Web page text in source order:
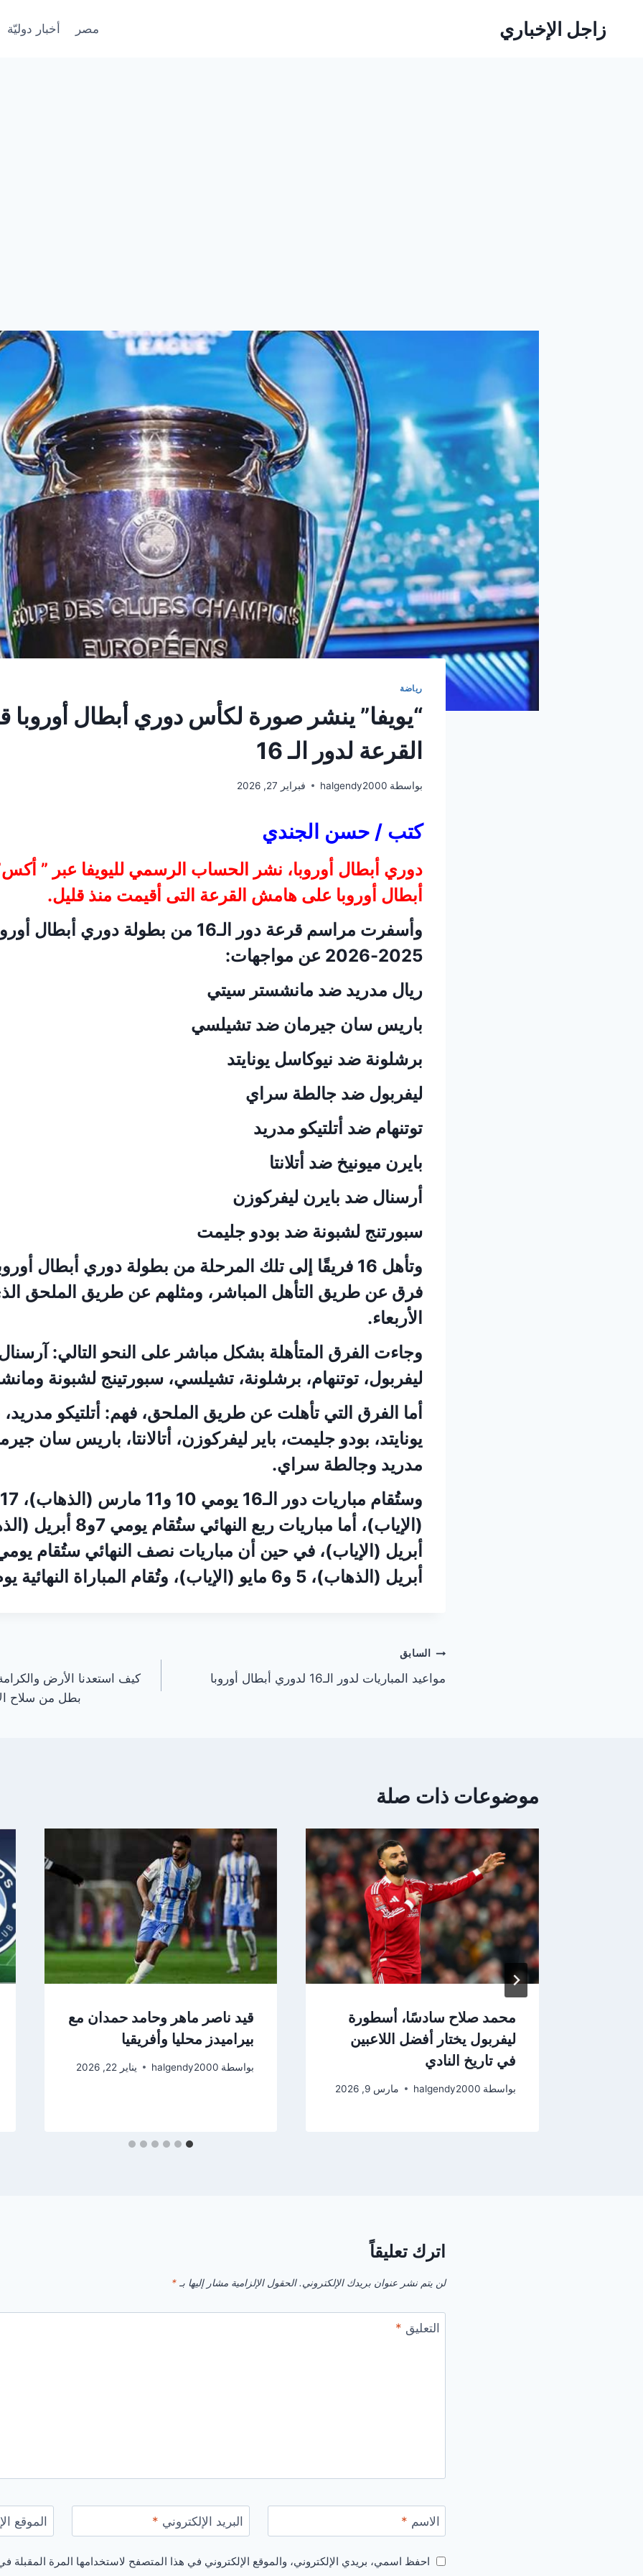
زاجل الإخباري مصر أخبار دوليّة
رياضة
“يويفا” ينشر صورة لكأس دوري أبطال أوروبا
القرعة لدور الـ 16
بواسطة halgendy2000 فبراير 27, 2026
كتب / حسن الجندي
دوري أبطال أوروبا، نشر الحساب الرسمي لليويفا عبر ”
أبطال أوروبا على هامش القرعة التى أقيمت منذ قليل.
وأسفرت مراسم قرعة دور الـ16 من بطولة دوري
2025-2026 عن مواجهات:
ريال مدريد ضد مانشستر سيتي
باريس سان جيرمان ضد تشيلسي
برشلونة ضد نيوكاسل يونايتد
ليفربول ضد جالطة سراي
توتنهام ضد أتلتيكو مدريد
بايرن ميونيخ ضد أتلانتا
أرسنال ضد بايرن ليفركوزن
سبورتنج لشبونة ضد بودو جليمت
فرق عن طريق التأهل المباشر، ومثلهم عن طريق الملحق
الأربعاء.
وجاءت الفرق المتأهلة بشكل مباشر على النحو التالي:
ليفربول، توتنهام، برشلونة، تشيلسي، سبورتينج لشبونة
أما الفرق التي تأهلت عن طريق الملحق، فهم: أتلتيكو
يونايتد، بودو جليمت، باير ليفركوزن، أتالانتا، باريس سان
مدريد وجالطة سراي.
أبريل (الذهاب)، 5 و6 مايو (الإياب)، وتُقام المباراة النهائية يوم 30 مايو.
تصفّح
المقالات
السابق
مواعيد المباريات لدور الـ16 لدوري أبطال أوروبا
كيف استعدنا الأرض
بطل من سلاح
موضوعات ذات صلة
محمد صلاح سادسًا، أسطورة
ليفربول يختار أفضل اللاعبين
في تاريخ النادي
بواسطة halgendy2000 مارس 9, 2026
قيد ناصر ماهر وحامد حمدان مع
بيراميدز محليا وأفريقيا
بواسطة halgendy2000 يناير 22, 2026
اترك تعليقاً
لن يتم نشر عنوان بريدك الإلكتروني. الحقول الإلزامية مشار إليها بـ *
التعليق *
الاسم * البريد الإلكتروني * الموقع
احفظ اسمي، بريدي الإلكتروني، والموقع الإلكتروني في هذا المتصفح لاستخدامها المرة المقبلة